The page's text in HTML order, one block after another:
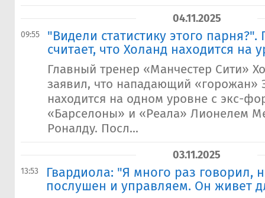
04.11.2025
09:55
"Видели статистику этого парня?".
считает, что Холанд находится на
Главный тренер «Манчестер Сити»
заявил, что нападающий «горожан»
находится на одном уровне с экс-
«Барселоны» и «Реала» Лионелем
Роналду. Посл...
03.11.2025
13:53
Гвардиола: "Я много раз говорил,
послушен и управляем. Он живет